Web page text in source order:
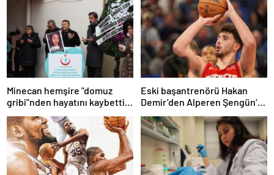
Minecan hemşire "domuz
gribi"nden hayatını kaybetti –
Haberler | Sağlık Haberleri
Eski başantrenörü Hakan
Demir’den Alperen Şengün’e
övgü